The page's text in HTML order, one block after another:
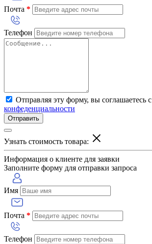
Почта *
Телефон
Отправляя эту форму, вы соглашаетесь с
конфеденциальности
Отправить
Узнать стоимость товара:
Информация о клиенте для заявки
Заполните форму для отправки запроса
Имя
Почта *
Телефон